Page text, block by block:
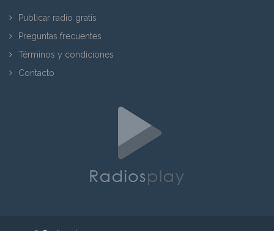
Publicar radio gratis
Preguntas frecuentes
Términos y condiciones
Contacto